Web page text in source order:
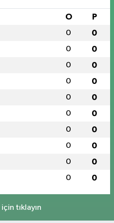
O P
0 0
0 0
0 0
0 0
0 0
0 0
0 0
0 0
0 0
0 0
tıklayın